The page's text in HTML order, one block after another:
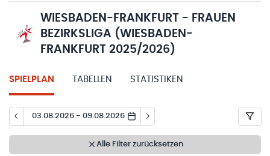
WIESBADEN-FRANKFURT - FRAUEN
BEZIRKSLIGA (WIESBADEN-
FRANKFURT 2025/2026)
SPIELPLAN TABELLEN STATISTIKEN
03.08.2026 - 09.08.2026
Alle Filter zurücksetzen